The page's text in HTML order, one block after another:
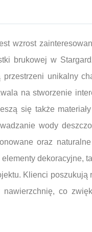
wzrost
brukowej w
unikalny
na stworzenie
się także
wody
oraz
dekoracyjne,
Klienci
co